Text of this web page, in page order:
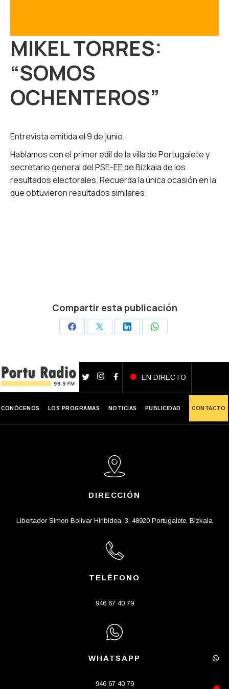
MIKEL TORRES:
“SOMOS
OCHENTEROS”
Entrevista emitida el 9 de junio.
Hablamos con el primer edil de la villa de Portugalete y
secretario general del PSE-EE de Bizkaia de los
resultados electorales. Recuerda la única ocasión en la
que obtuvieron resultados similares.
Compartir esta publicación
Share
Facebook
Share
X
Share
LinkedIn
Share
WhatsApp
EN DIRECTO
CONÓCENOS LOS PROGRAMAS NOTICIAS PUBLICIDAD CONTACTO
DIRECCIÓN
Libertador Simon Bolivar Hiribidea, 3, 48920 Portugalete, Bizkaia
TELÉFONO
946 67 40 79
WHATSAPP
946 67 40 79